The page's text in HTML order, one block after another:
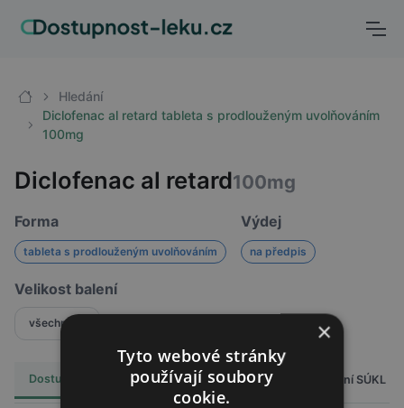
Hledání
Diclofenac al retard tableta s prodlouženým uvolňováním
100mg
Diclofenac al retard100mg
Forma
tableta s prodlouženým uvolňováním
Výdej
na předpis
Velikost balení
všechny
Dostupnost Cena Alternativy 1 Hlášení SÚKL
×
Tyto webové stránky
používají soubory
cookie.